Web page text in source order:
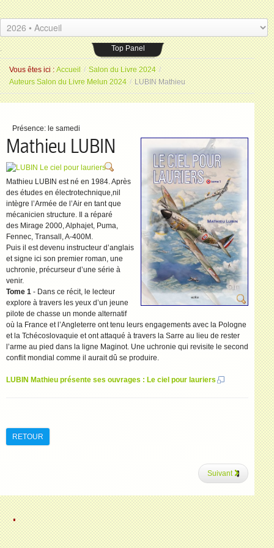
.
.
Les Amis du livre
26 placeSaint-Jean 77000 Melun
Top Panel
Vous êtes ici : Accueil / Salon du Livre 2024 /
Auteurs Salon du Livre Melun 2024 / LUBIN Mathieu
Présence: le samedi
Mathieu LUBIN
Mathieu LUBIN est né en 1984. Après
des études en électrotechnique,nil
intègre l’Armée de l’Air en tant que
mécanicien structure. Il a réparé
des Mirage 2000, Alphajet, Puma,
Fennec, Transall, A-400M.
Puis il est devenu instructeur d’anglais
et signe ici son premier roman, une
uchronie, précurseur d’une série à
venir.
Tome 1 - Dans ce récit, le lecteur
explore à travers les yeux d’un jeune
pilote de chasse un monde alternatif
où la France et l’Angleterre ont tenu leurs engagements avec la Pologne
et la Tchécoslovaquie et ont attaqué à travers la Sarre au lieu de rester
l’arme au pied dans la ligne Maginot. Une uchronie qui revisite le second
conflit mondial comme il aurait dû se produire.
LUBIN Mathieu présente ses ouvrages : Le ciel pour lauriers
RETOUR
Suivant
.